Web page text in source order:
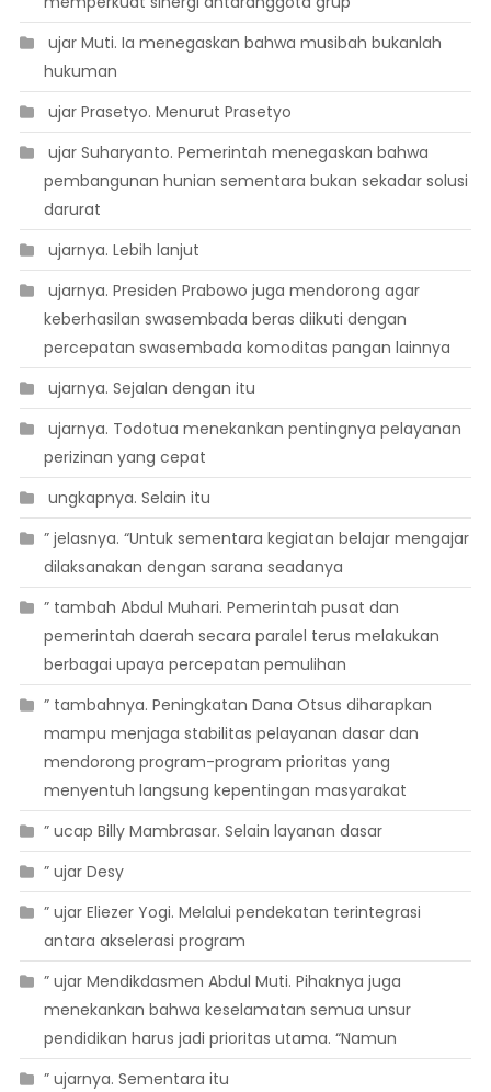
 ujar Muti. Ia menegaskan bahwa musibah bukanlah
hukuman
 ujar Prasetyo. Menurut Prasetyo
 ujar Suharyanto. Pemerintah menegaskan bahwa
pembangunan hunian sementara bukan sekadar solusi
darurat
 ujarnya. Lebih lanjut
 ujarnya. Presiden Prabowo juga mendorong agar
keberhasilan swasembada beras diikuti dengan
percepatan swasembada komoditas pangan lainnya
 ujarnya. Sejalan dengan itu
 ujarnya. Todotua menekankan pentingnya pelayanan
perizinan yang cepat
 ungkapnya. Selain itu
” jelasnya. “Untuk sementara kegiatan belajar mengajar
dilaksanakan dengan sarana seadanya
” tambah Abdul Muhari. Pemerintah pusat dan
pemerintah daerah secara paralel terus melakukan
berbagai upaya percepatan pemulihan
” tambahnya. Peningkatan Dana Otsus diharapkan
mampu menjaga stabilitas pelayanan dasar dan
mendorong program-program prioritas yang
menyentuh langsung kepentingan masyarakat
” ucap Billy Mambrasar. Selain layanan dasar
” ujar Desy
” ujar Eliezer Yogi. Melalui pendekatan terintegrasi
antara akselerasi program
” ujar Mendikdasmen Abdul Muti. Pihaknya juga
menekankan bahwa keselamatan semua unsur
pendidikan harus jadi prioritas utama. “Namun
” ujarnya. Sementara itu